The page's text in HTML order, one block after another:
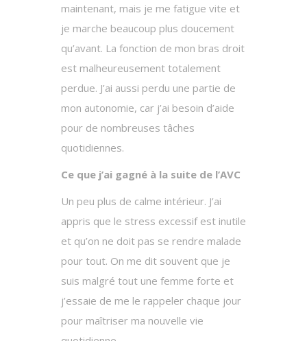
maintenant, mais je me fatigue vite et
je marche beaucoup plus doucement
qu’avant. La fonction de mon bras droit
est malheureusement totalement
perdue. J’ai aussi perdu une partie de
mon autonomie, car j’ai besoin d’aide
pour de nombreuses tâches
quotidiennes.
Ce que j’ai gagné à la suite de l’AVC
Un peu plus de calme intérieur. J’ai
appris que le stress excessif est inutile
et qu’on ne doit pas se rendre malade
pour tout. On me dit souvent que je
suis malgré tout une femme forte et
j’essaie de me le rappeler chaque jour
pour maîtriser ma nouvelle vie